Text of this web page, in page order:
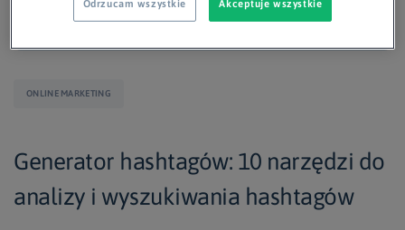
ONLINE MARKETING
Generator hashtagów: 10 narzędzi do
analizy i wyszukiwania hashtagów
Odrzucam wszystkie Akceptuje wszystkie